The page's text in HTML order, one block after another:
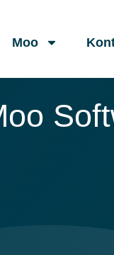
Moo